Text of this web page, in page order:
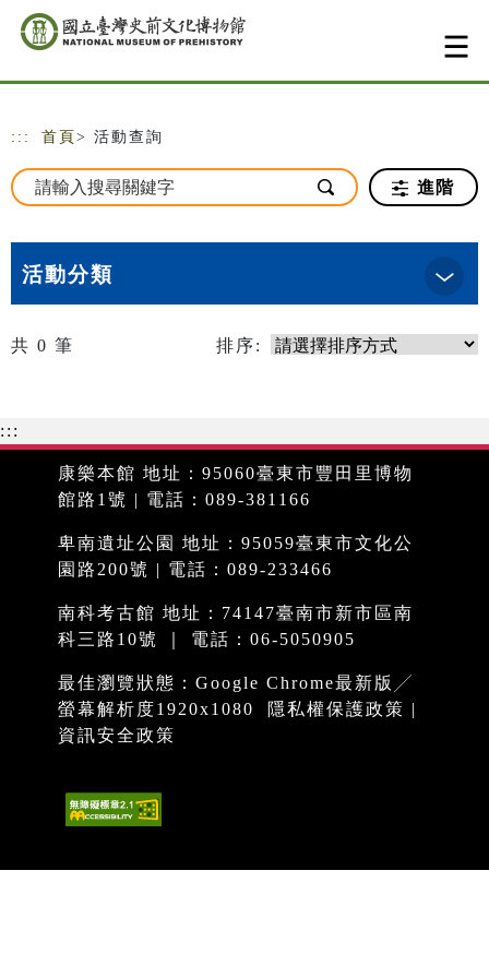
跳到主要內容
網站導覽
::: 首頁 > 活動查詢
進階
活動分類
共 0 筆 排序:
:::
康樂本館 地址：95060臺東市豐田里博物
館路1號 | 電話：089-381166
卑南遺址公園 地址：95059臺東市文化公
園路200號 | 電話：089-233466
南科考古館 地址：74147臺南市新市區南
科三路10號 ｜ 電話：06-5050905
最佳瀏覽狀態：Google Chrome最新版╱
螢幕解析度1920x1080
隱私權保護政策 |
資訊安全政策